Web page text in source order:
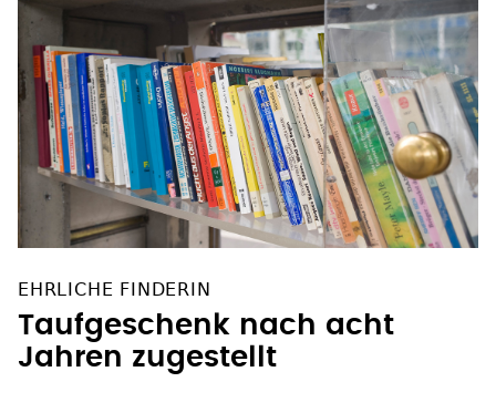
EHRLICHE FINDERIN
Taufgeschenk nach acht
Jahren zugestellt